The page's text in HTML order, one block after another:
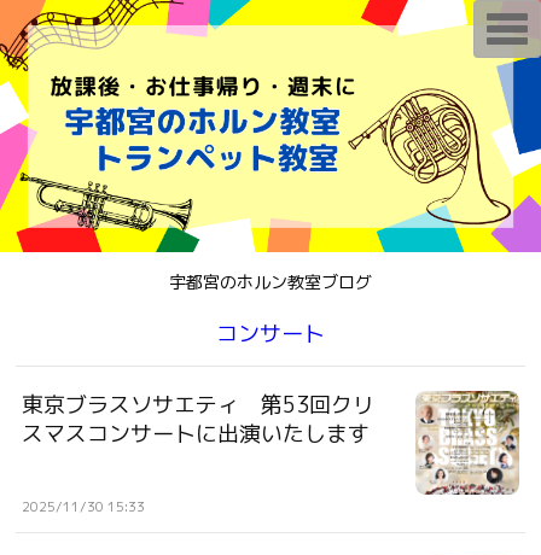
宇都宮のホルン教室ブログ
コンサート
東京ブラスソサエティ 第53回クリ
スマスコンサートに出演いたします
2025/11/30 15:33
T
o
g
e
n
v
g
a
i